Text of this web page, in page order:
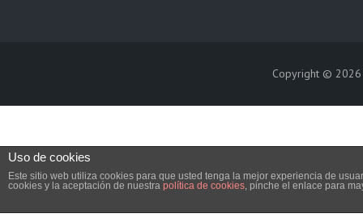
Copyright ©
Uso de cookies
Este sitio web utiliza cookies para que usted tenga la mejor experiencia de
cookies y la aceptación de nuestra política de cookies, pinche el enlace para